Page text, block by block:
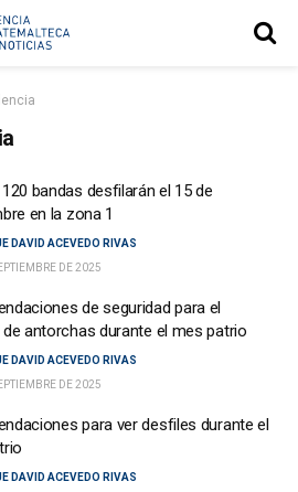
bandas desfilarán el 15 de
en la zona 1
DAVID ACEVEDO RIVAS
DE 2025
de seguridad para el
antorchas durante el mes patrio
DAVID ACEVEDO RIVAS
DE 2025
para ver desfiles durante el
DAVID ACEVEDO RIVAS